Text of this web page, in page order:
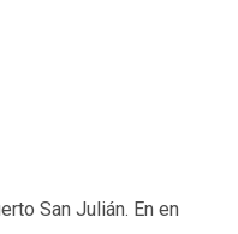
San Julián. En en